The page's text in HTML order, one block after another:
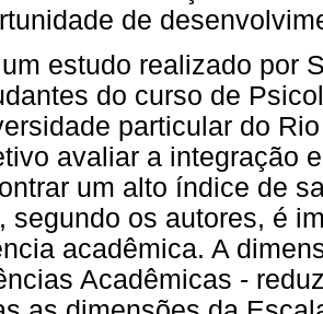
de
estudo realizado por
do curso de
particular do
avaliar a integração
um alto índice de
segundo os autores, é
acadêmica. A
Acadêmicas -